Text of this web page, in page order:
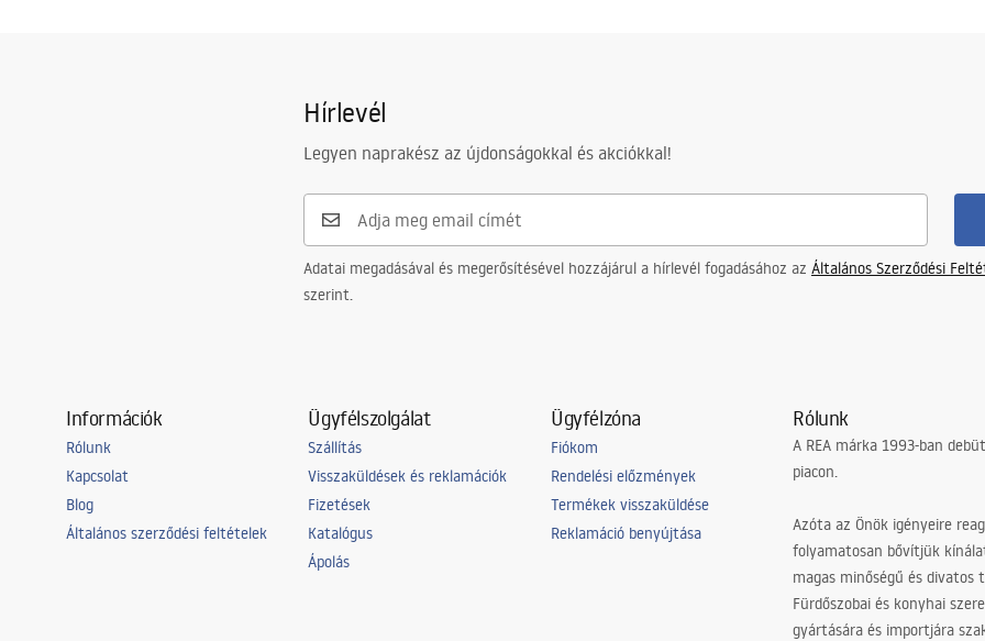
Hírlevél
Legyen naprakész az újdonságokkal és akciókkal!
Adatai megadásával és megerősítésével hozzájárul a hírlevél fogadásához az Általános Szerződési
szerint.
Információk
Rólunk
Kapcsolat
Blog
Általános szerződési feltételek
Ügyfélszolgálat
Szállítás
Visszaküldések és reklamációk
Fizetések
Katalógus
Ápolás
Ügyfélzóna
Fiókom
Rendelési előzmények
Termékek visszaküldése
Reklamáció benyújtása
Rólunk
A REA márka 1993-ban
piacon.
Azóta az Önök igényeire
folyamatosan bővítjük
magas minőségű és divatos
Fürdőszobai és konyhai
gyártására és importjára